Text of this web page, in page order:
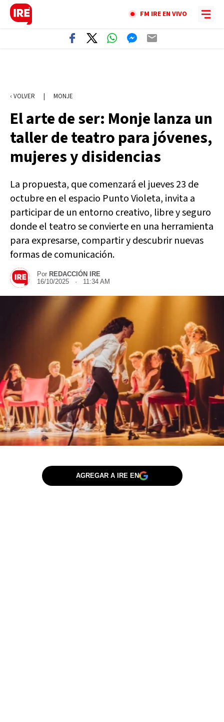
FM IRE EN VIVO
‹ VOLVER | MONJE
El arte de ser: Monje lanza un
taller de teatro para jóvenes,
mujeres y disidencias
La propuesta, que comenzará el jueves 23 de
octubre en el espacio Punto Violeta, invita a
participar de un entorno creativo, libre y seguro
donde el teatro se convierte en una herramienta
para expresarse, compartir y descubrir nuevas
formas de comunicación.
Por REDACCIÓN IRE
16/10/2025 · 11:34 AM
AGREGAR A IRE EN